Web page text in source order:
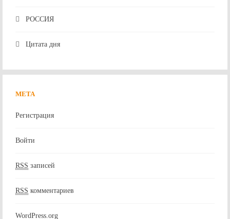
РОССИЯ
Цитата дня
МЕТА
Регистрация
Войти
RSS записей
RSS комментариев
WordPress.org